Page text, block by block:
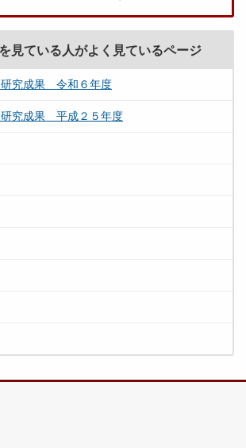
見ている人がよく見ているページ
研究成果 令和６年度
研究成果 平成２５年度